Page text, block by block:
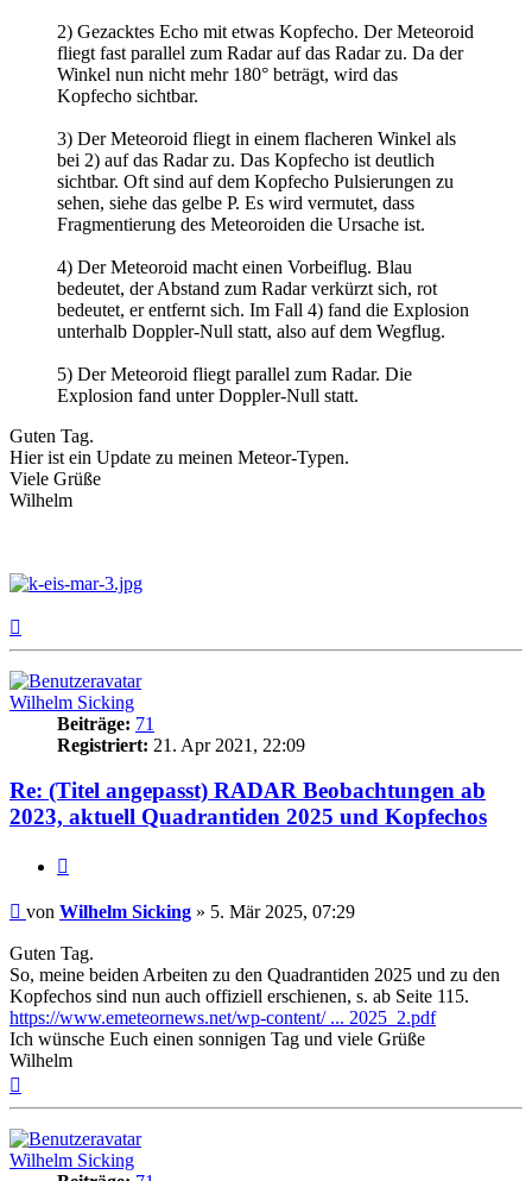
2) Gezacktes Echo mit etwas Kopfecho. Der Meteoroid
fliegt fast parallel zum Radar auf das Radar zu. Da der
Winkel nun nicht mehr 180° beträgt, wird das
Kopfecho sichtbar.
3) Der Meteoroid fliegt in einem flacheren Winkel als
bei 2) auf das Radar zu. Das Kopfecho ist deutlich
sichtbar. Oft sind auf dem Kopfecho Pulsierungen zu
sehen, siehe das gelbe P. Es wird vermutet, dass
Fragmentierung des Meteoroiden die Ursache ist.
4) Der Meteoroid macht einen Vorbeiflug. Blau
bedeutet, der Abstand zum Radar verkürzt sich, rot
bedeutet, er entfernt sich. Im Fall 4) fand die Explosion
unterhalb Doppler-Null statt, also auf dem Wegflug.
5) Der Meteoroid fliegt parallel zum Radar. Die
Explosion fand unter Doppler-Null statt.
Guten Tag.
Hier ist ein Update zu meinen Meteor-Typen.
Viele Grüße
Wilhelm
Wilhelm Sicking
Beiträge: 71
Registriert: 21. Apr 2021, 22:09
Re: (Titel angepasst) RADAR Beobachtungen ab
2023, aktuell Quadrantiden 2025 und Kopfechos
Beitrag
von Wilhelm Sicking » 5. Mär 2025, 07:29
Guten Tag.
So, meine beiden Arbeiten zu den Quadrantiden 2025 und zu den
Kopfechos sind nun auch offiziell erschienen, s. ab Seite 115.
https://www.emeteornews.net/wp-content/ ... 2025_2.pdf
Ich wünsche Euch einen sonnigen Tag und viele Grüße
Wilhelm
Wilhelm Sicking